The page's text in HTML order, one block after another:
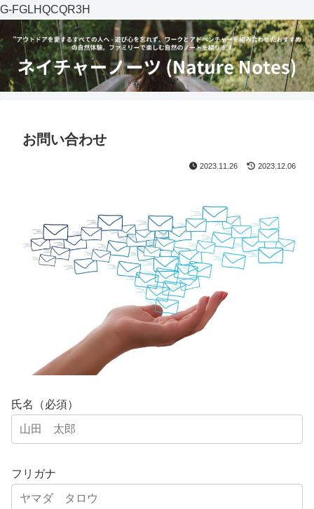
G-FGLHQCQR3H
お問い合わせ
2023.11.26 2023.12.06
氏名（必須）
フリガナ